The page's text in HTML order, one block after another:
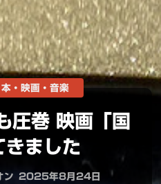
圧巻 映画「国
きました
ン 2025年8月24日
本・映画・音楽